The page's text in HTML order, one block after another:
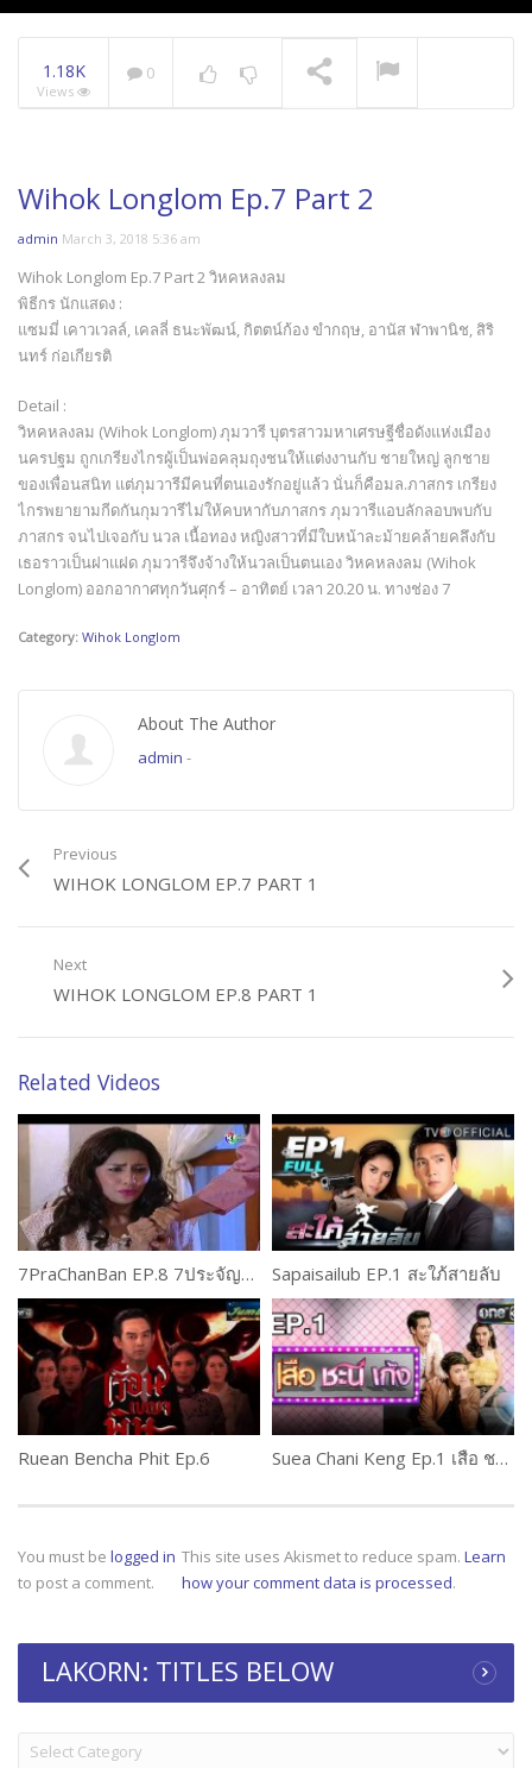
1.18K
Views
0
Wihok Longlom Ep.7 Part 2
admin March 3, 2018 5:36 am
Wihok Longlom Ep.7 Part 2 วิหคหลงลม
พิธีกร นักแสดง :
แซมมี่ เคาวเวลล์, เคลลี่ ธนะพัฒน์, กิตตน์ก้อง ขำกฤษ, อานัส ฬาพานิช, สิริ
นทร์ ก่อเกียรติ
Detail :
วิหคหลงลม (Wihok Longlom) ภุมวารี บุตรสาวมหาเศรษฐีชื่อดังแห่งเมือง
นครปฐม ถูกเกรียงไกรผู้เป็นพ่อคลุมถุงชนให้แต่งงานกับ ชายใหญ่ ลูกชาย
ของเพื่อนสนิท แต่ภุมวารีมีคนที่ตนเองรักอยู่แล้ว นั่นก็คือมล.ภาสกร เกรียง
ไกรพยายามกีดกันกุมวารีไม่ให้คบหากับภาสกร ภุมวารีแอบลักลอบพบกับ
ภาสกร จนไปเจอกับ นวล เนื้อทอง หญิงสาวที่มีใบหน้าละม้ายคล้ายคลึงกับ
เธอราวเป็นฝาแฝด ภุมวารีจึงจ้างให้นวลเป็นตนเอง วิหคหลงลม (Wihok
Longlom) ออกอากาศทุกวันศุกร์ – อาทิตย์ เวลา 20.20 น. ทางช่อง 7
Category: Wihok Longlom
About The Author
admin -
Previous
WIHOK LONGLOM EP.7 PART 1
Next
WIHOK LONGLOM EP.8 PART 1
Related Videos
7PraChanBan EP.8 7ประจัญบาน Sapaisailub EP.1 สะใภ้สายลับ
Ruean Bencha Phit Ep.6 Suea Chani Keng Ep.1 เสือ ชะนี เก้ง
You must be logged in
to post a comment.
This site uses Akismet to reduce spam. Learn
how your comment data is processed.
LAKORN: TITLES BELOW
LAKORN: